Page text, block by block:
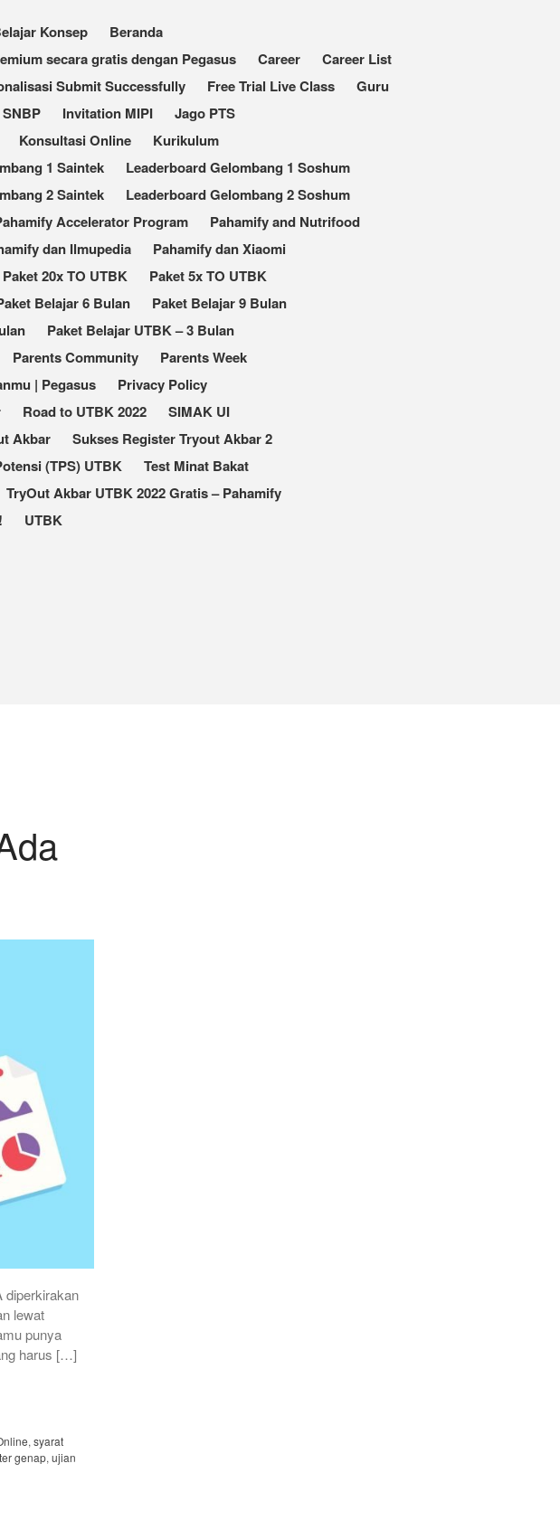
Konsep
Beranda
secara gratis dengan Pegasus Career
Career List
Submit Successfully Free Trial Live Class
Guru
Invitation MIPI
Jago PTS
Konsultasi Online
Kurikulum
1 Saintek
Leaderboard Gelombang 1 Soshum
2 Saintek
Leaderboard Gelombang 2 Soshum
Accelerator Program
Pahamify and Nutrifood
dan Ilmupedia
Pahamify dan Xiaomi
Paket 20x TO UTBK
Paket 5x TO UTBK
Belajar 6 Bulan
Paket Belajar 9 Bulan
Paket Belajar UTBK – 3 Bulan
Parents Community
Parents Week
| Pegasus
Privacy Policy
Road to UTBK 2022
SIMAK UI
Akbar
Sukses Register Tryout Akbar 2
(TPS) UTBK
Test Minat Bakat
TryOut Akbar UTBK 2022 Gratis – Pahamify
UTBK
diperkirakan
lewat
punya
harus […]
, syarat
genap, ujian